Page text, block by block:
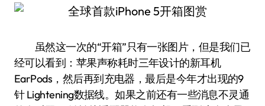
虽然这一次的“开箱”只有一张图片，但是我们已
经可以看到：苹果声称耗时三年设计的新耳机
EarPods，然后再到充电器，最后是今年才出现的9
针 Lightening数据线。如果之前还有一些消息不灵通